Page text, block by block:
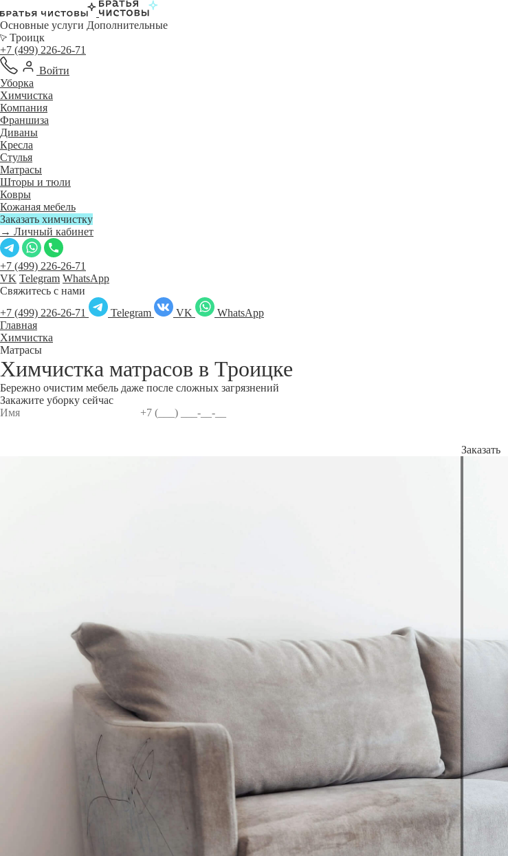
Основные услуги Дополнительные
Троицк
+7 (499) 226-26-71
Войти
Уборка
Химчистка
Компания
Франшиза
Диваны
Кресла
Стулья
Матрасы
Шторы и тюли
Ковры
Кожаная мебель
Заказать химчистку
→ Личный кабинет
+7 (499) 226-26-71
VK Telegram WhatsApp
Свяжитесь с нами
+7 (499) 226-26-71
Telegram VK
WhatsApp
Главная
Химчистка
Матрасы
Химчистка матрасов в Троицке
Бережно очистим мебель даже после сложных загрязнений
Закажите уборку сейчас
Заказать